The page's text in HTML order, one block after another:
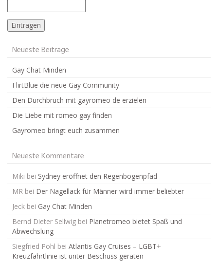
Neueste Beiträge
Gay Chat Minden
FlirtBlue die neue Gay Community
Den Durchbruch mit gayromeo de erzielen
Die Liebe mit romeo gay finden
Gayromeo bringt euch zusammen
Neueste Kommentare
Miki bei Sydney eröffnet den Regenbogenpfad
MR bei Der Nagellack für Männer wird immer beliebter
Jeck bei Gay Chat Minden
Bernd Dieter Sellwig bei Planetromeo bietet Spaß und
Abwechslung
Siegfried Pohl bei Atlantis Gay Cruises – LGBT+
Kreuzfahrtlinie ist unter Beschuss geraten